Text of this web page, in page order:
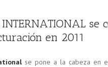
INTERNATIONAL se
en 2011
se pone a la cabeza en